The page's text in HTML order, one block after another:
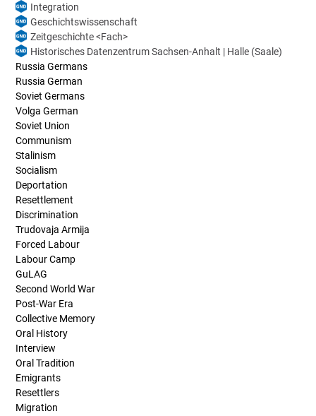
Integration
Geschichtswissenschaft
Zeitgeschichte <Fach>
Historisches Datenzentrum Sachsen-Anhalt | Halle (Saale)
Russia Germans
Russia German
Soviet Germans
Volga German
Soviet Union
Communism
Stalinism
Socialism
Deportation
Resettlement
Discrimination
Trudovaja Armija
Forced Labour
Labour Camp
GuLAG
Second World War
Post-War Era
Collective Memory
Oral History
Interview
Oral Tradition
Emigrants
Resettlers
Migration